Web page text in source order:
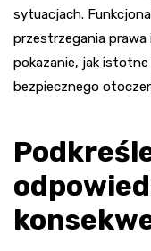
sytuacjach.
przestrzegania prawa
pokazanie, jak
bezpiecznego